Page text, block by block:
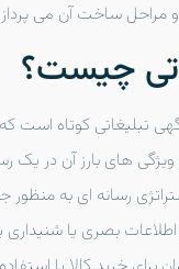
و مراحل ساخت آن می
چیست؟
تبلیغاتی کوتاه است
های بارز آن در یک
رسانه ای به
بصری یا شنیداری